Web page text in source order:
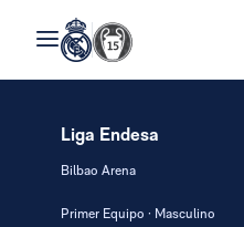
Liga Endesa
Bilbao Arena
Primer Equipo · Masculino